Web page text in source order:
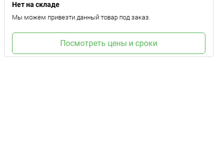
Нет на складе
Мы можем привезти данный товар под заказ.
Посмотреть цены и сроки